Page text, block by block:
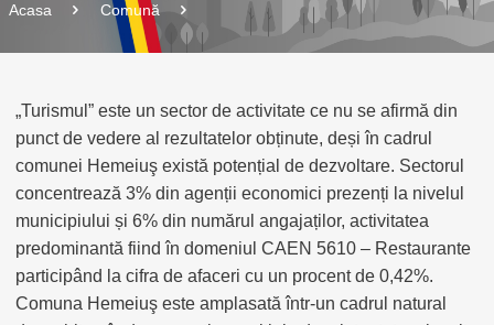
Acasa Comună
„Turismul” este un sector de activitate ce nu se afirmă din
punct de vedere al rezultatelor obținute, deși în cadrul
comunei Hemeiuş există potențial de dezvoltare. Sectorul
concentrează 3% din agenții economici prezenți la nivelul
municipiului și 6% din numărul angajaților, activitatea
predominantă fiind în domeniul CAEN 5610 – Restaurante
participând la cifra de afaceri cu un procent de 0,42%.
Comuna Hemeiuş este amplasată într-un cadrul natural